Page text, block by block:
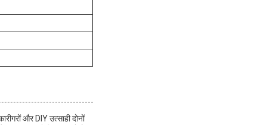
और DIY उत्साही दोनों